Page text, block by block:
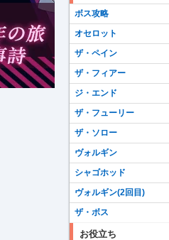
ボス攻略
オセロット
ザ・ペイン
ザ・フィアー
ジ・エンド
ザ・フューリー
ザ・ソロー
ヴォルギン
シャゴホッド
ヴォルギン(2回目)
ザ・ボス
お役立ち